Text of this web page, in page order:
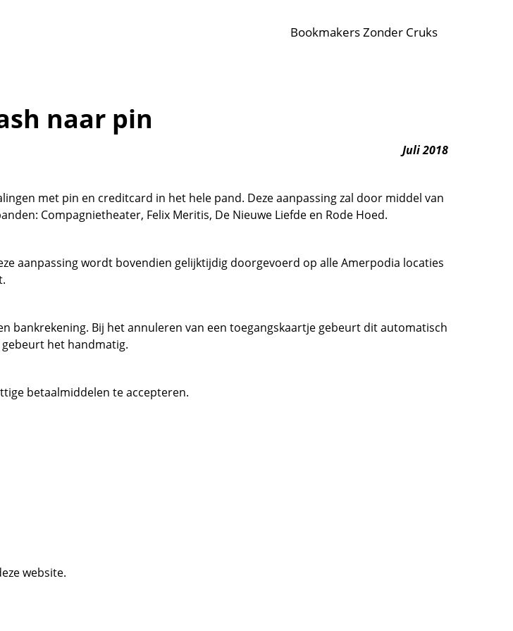
Bookmakers Zonder Cruks
naar pin
Juli 2018
met pin en creditcard in het hele pand. Deze aanpassing zal door middel van
Compagnietheater, Felix Meritis, De Nieuwe Liefde en Rode Hoed.
aanpassing wordt bovendien gelijktijdig doorgevoerd op alle Amerpodia locaties
bankrekening. Bij het annuleren van een toegangskaartje gebeurt dit automatisch
het handmatig.
betaalmiddelen te accepteren.
website.